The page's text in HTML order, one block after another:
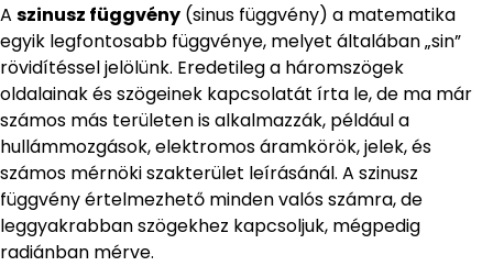
A szinusz függvény (sinus függvény) a matematika
egyik legfontosabb függvénye, melyet általában „sin”
rövidítéssel jelölünk. Eredetileg a háromszögek
oldalainak és szögeinek kapcsolatát írta le, de ma már
számos más területen is alkalmazzák, például a
hullámmozgások, elektromos áramkörök, jelek, és
számos mérnöki szakterület leírásánál. A szinusz
függvény értelmezhető minden valós számra, de
leggyakrabban szögekhez kapcsoljuk, mégpedig
radiánban mérve.